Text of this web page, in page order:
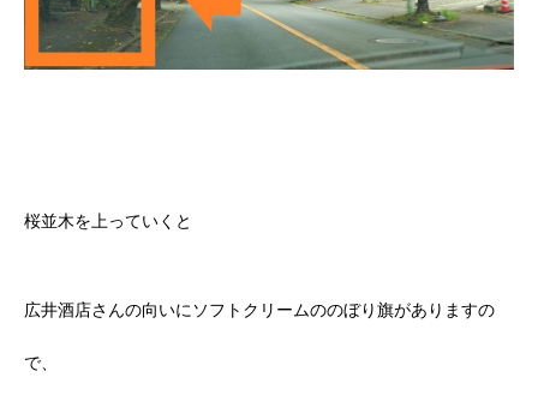
桜並木を上っていくと
広井酒店さんの向いにソフトクリームののぼり旗がありますの
で、